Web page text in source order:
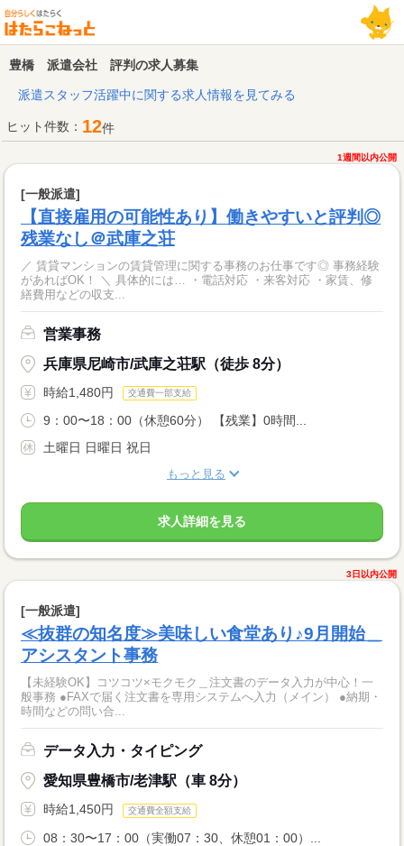
豊橋 派遣会社 評判の求人募集
派遣スタッフ活躍中に関する求人情報を見てみる
ヒット件数： 12件
1週間以内公開
[一般派遣]
【直接雇用の可能性あり】働きやすいと評判◎
残業なし＠武庫之荘
／ 賃貸マンションの賃貸管理に関する事務のお仕事です◎ 事務経験
があればOK！ ＼ 具体的には… ・電話対応 ・来客対応 ・家賃、修
繕費用などの収支...
営業事務
兵庫県尼崎市/武庫之荘駅（徒歩 8分）
時給1,480円 交通費一部支給
9：00〜18：00（休憩60分） 【残業】0時間...
土曜日 日曜日 祝日
もっと見る
求人詳細を見る
3日以内公開
[一般派遣]
≪抜群の知名度≫美味しい食堂あり♪9月開始＿
アシスタント事務
【未経験OK】コツコツ×モクモク＿注文書のデータ入力が中心！一
般事務 ●FAXで届く注文書を専用システムへ入力（メイン） ●納期・
時間などの問い合...
データ入力・タイピング
愛知県豊橋市/老津駅（車 8分）
時給1,450円 交通費全額支給
08：30〜17：00（実働07：30、休憩01：00）...